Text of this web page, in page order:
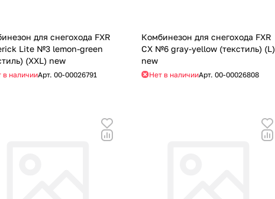
для снегохода FXR
Lite №3 lemon-green
(XXL) new
в наличииАрт.00-00026791
Комбинезон для снегохода FXR
CX №6 gray-yellow (текстиль) (L)
new
Нет в наличииАрт. 00-00026808